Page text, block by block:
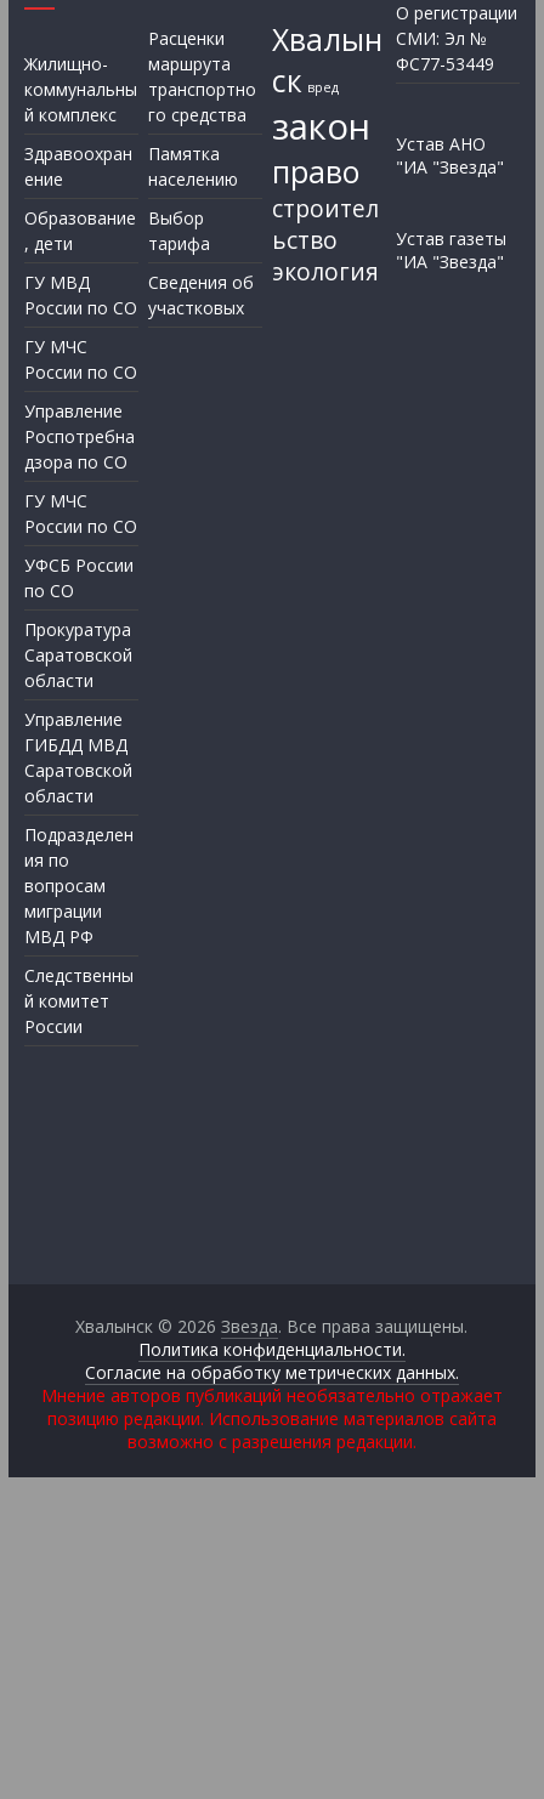
Жилищно-
коммунальны
й комплекс
Здравоохран
ение
Образование
, дети
ГУ МВД
России по СО
ГУ МЧС
России по СО
Управление
Роспотребна
дзора по СО
ГУ МЧС
России по СО
УФСБ России
по СО
Прокуратура
Саратовской
области
Управление
ГИБДД МВД
Саратовской
области
Подразделен
ия по
вопросам
миграции
МВД РФ
Следственны
й комитет
России
Расценки
маршрута
транспортно
го средства
Памятка
населению
Выбор
тарифа
Сведения об
участковых
Хвалын
ск вред
закон
право
строител
ьство
экология
О регистрации
СМИ: Эл №
ФС77-53449
Устав АНО
"ИА "Звезда"
Устав газеты
"ИА "Звезда"
Хвалынск © 2026Звезда. Все права защищены.
Политика конфиденциальности.
Согласие на обработку метрических данных.
Мнение авторов публикаций необязательно отражает
позицию редакции. Использование материалов сайта
возможно с разрешения редакции.